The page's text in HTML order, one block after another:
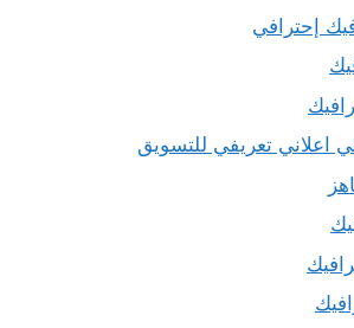
إحترافي
اعلاني تعريفي للتسويق